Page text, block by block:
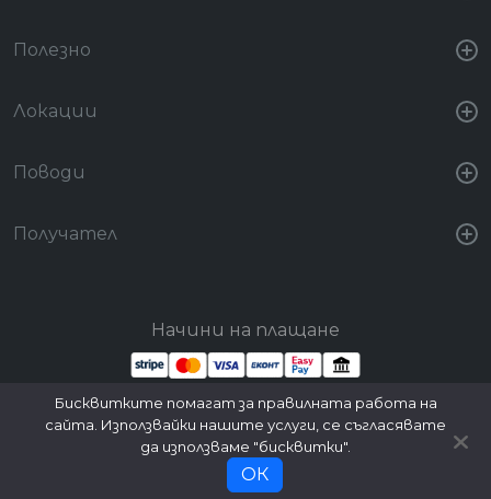
Полезно
Локации
Поводи
Получател
Начини на плащане
Стани партньор Вход за партньори
© 2026 FunStarter. All rights reserved.
Бисквитките помагат за правилната работа на
сайта. Използвайки нашите услуги, се съгласявате
да използваме "бисквитки".
ОК